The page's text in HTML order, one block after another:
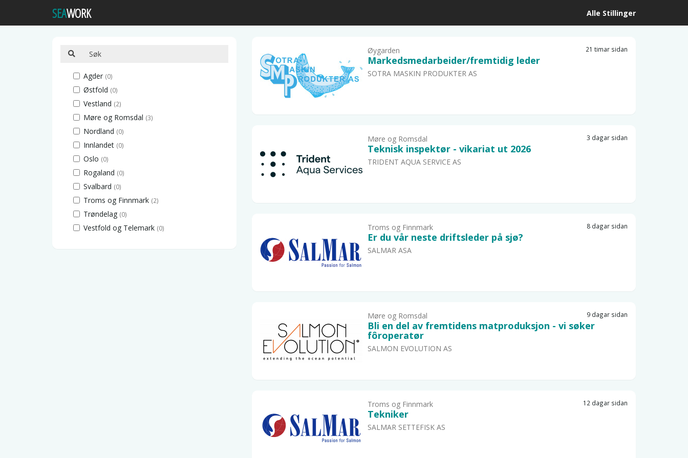
SEAWORK Alle Stillinger
Agder (0)
Østfold (0)
Vestland (2)
Møre og Romsdal (3)
Nordland (0)
Innlandet (0)
Oslo (0)
Rogaland (0)
Svalbard (0)
Troms og Finnmark (2)
Trøndelag (0)
Vestfold og Telemark (0)
21 timar sidan
Øygarden
Markedsmedarbeider/fremtidig leder
SOTRA MASKIN PRODUKTER AS
3 dagar sidan
Møre og Romsdal
Teknisk inspektør - vikariat ut 2026
TRIDENT AQUA SERVICE AS
8 dagar sidan
Troms og Finnmark
Er du vår neste driftsleder på sjø?
SALMAR ASA
9 dagar sidan
Møre og Romsdal
Bli en del av fremtidens matproduksjon - vi søker
fôroperatør
SALMON EVOLUTION AS
12 dagar sidan
Troms og Finnmark
Tekniker
SALMAR SETTEFISK AS